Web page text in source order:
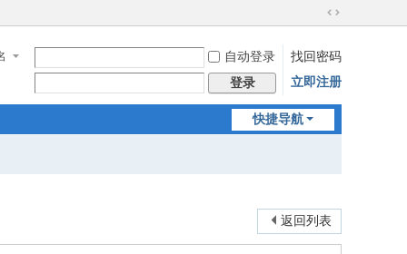
切
到
宽
自动登录
找回密码
登录
立即注册
快捷导航
返回列表